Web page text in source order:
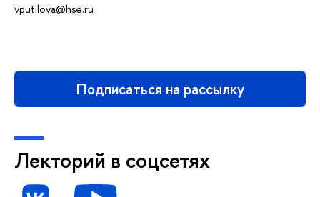
vputilova@hse.ru
Подписаться на рассылку
Лекторий в соцсетях